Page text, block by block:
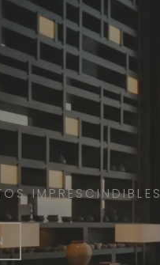
IMPRESCINDIBLES